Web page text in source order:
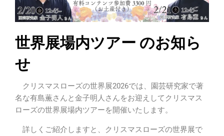
世界展場内ツアー のお知ら
せ
クリスマスローズの世界展2026では、園芸研究家で著
名な有島薫さんと金子明人さんをお迎えしてクリスマス
ローズの世界展場内ツアーを開催いたします。
詳しくご紹介しますと、クリスマスローズの世界展で